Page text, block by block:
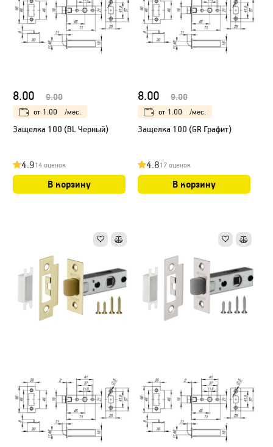
8.00 9.00
от 1.00 /мес.
Защелка 100 (BL Черный)
4.914 оценок
В корзину
8.00 9.00
от 1.00 /мес.
Защелка 100 (GR Графит)
4.817 оценок
В корзину